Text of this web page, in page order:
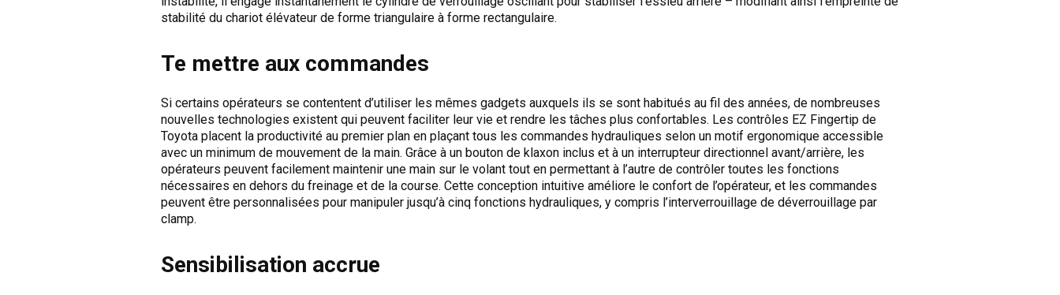
stabilité du chariot élévateur de forme triangulaire à forme rectangulaire.
Te mettre aux commandes
Si certains opérateurs se contentent d’utiliser les mêmes gadgets auxquels ils se sont habitués au fil des années, de nombreuses
nouvelles technologies existent qui peuvent faciliter leur vie et rendre les tâches plus confortables. Les contrôles EZ Fingertip de
Toyota placent la productivité au premier plan en plaçant tous les commandes hydrauliques selon un motif ergonomique accessible
avec un minimum de mouvement de la main. Grâce à un bouton de klaxon inclus et à un interrupteur directionnel avant/arrière, les
opérateurs peuvent facilement maintenir une main sur le volant tout en permettant à l’autre de contrôler toutes les fonctions
nécessaires en dehors du freinage et de la course. Cette conception intuitive améliore le confort de l’opérateur, et les commandes
peuvent être personnalisées pour manipuler jusqu’à cinq fonctions hydrauliques, y compris l’interverrouillage de déverrouillage par
clamp.
Sensibilisation accrue